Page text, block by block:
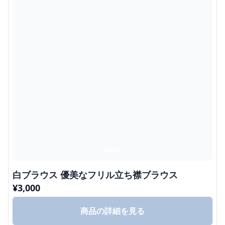
白ブラウス 優美なフリル立ち襟ブラウス
¥3,000
商品の詳細を見る